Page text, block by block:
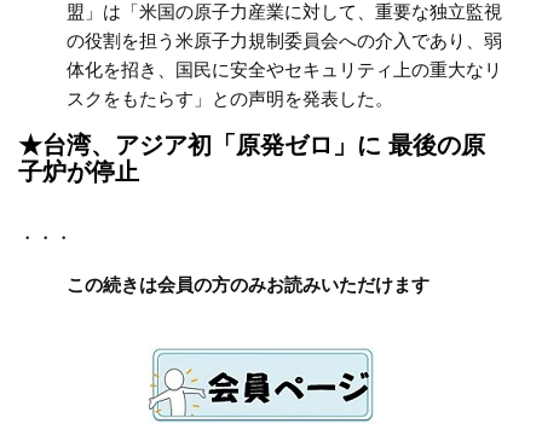
盟」は「米国の原子力産業に対して、重要な独立監視
の役割を担う米原子力規制委員会への介入であり、弱
体化を招き、国民に安全やセキュリティ上の重大なリ
スクをもたらす」との声明を発表した。
★台湾、アジア初「原発ゼロ」に 最後の原
子炉が停止
・ ・・
この続きは会員の方のみお読みいただけます